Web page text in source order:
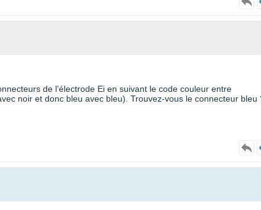
de l’électrode Ei en suivant le code couleur entre
noir et donc bleu avec bleu). Trouvez-vous le connecteur bleu